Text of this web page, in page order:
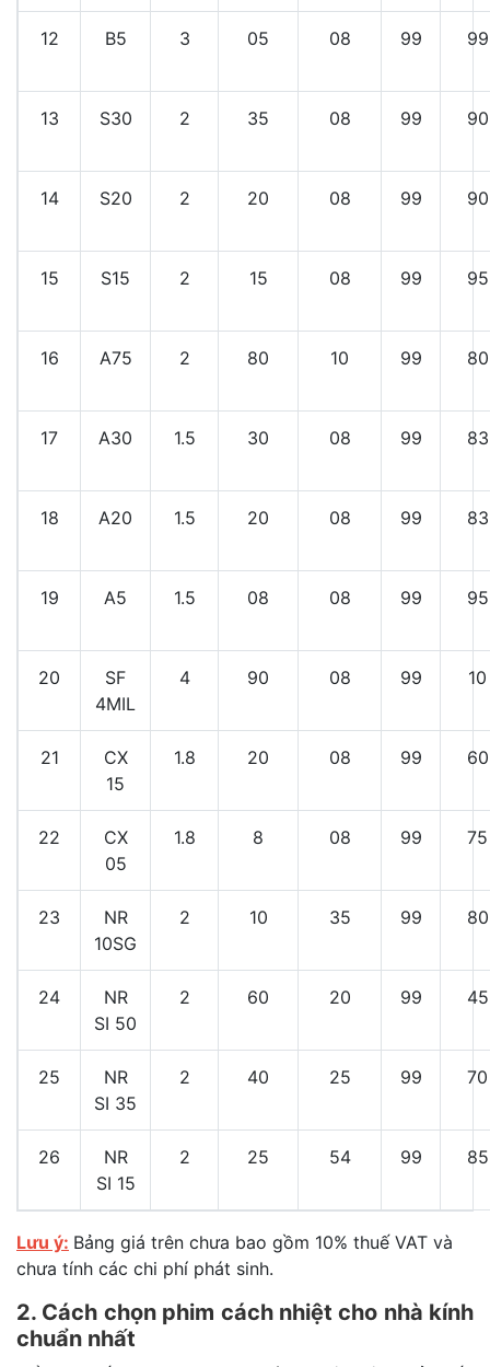
12 B5 3 05 08 99 99
13 S30 2 35 08 99 90
14 S20 2 20 08 99 90
15 S15 2 15 08 99 95
16 A75 2 80 10 99 80
17 A30 1.5 30 08 99 83
18 A20 1.5 20 08 99 83
19 A5 1.5 08 08 99 95
20
SF
4MIL
4 90 08 99 10
21
CX
15
1.8 20 08 99 60
22
CX
05
1.8 8 08 99 75
23
NR
10SG
2 10 35 99 80
24
NR
SI 50
2 60 20 99 45
25
NR
SI 35
2 40 25 99 70
26
NR
SI 15
2 25 54 99 85
Lưu ý: Bảng giá trên chưa bao gồm 10% thuế VAT và
chưa tính các chi phí phát sinh.
2. Cách chọn phim cách nhiệt cho nhà kính
chuẩn nhất